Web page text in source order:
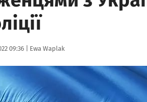
09:36 | Autor:
Ewa Waplak
aby powiększyć